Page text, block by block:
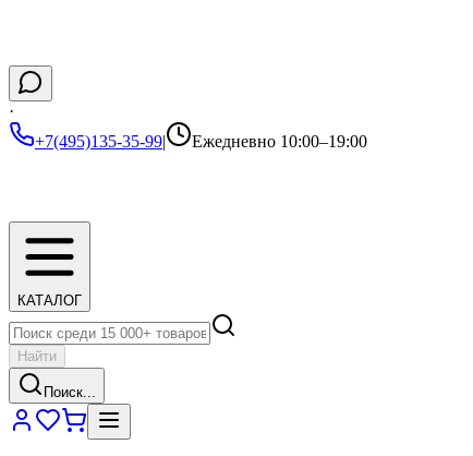
·
+7(495)135-35-99| Ежедневно 10:00–19:00
КАТАЛОГ
Найти
Поиск...